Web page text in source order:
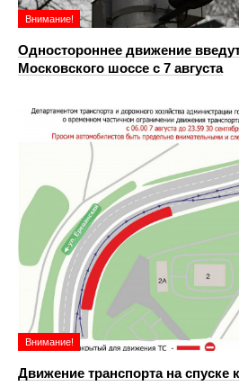
Внимание!
Одностороннее движение
Московского шоссе с 7 августа
Внимание!
Движение транспорта на спуске